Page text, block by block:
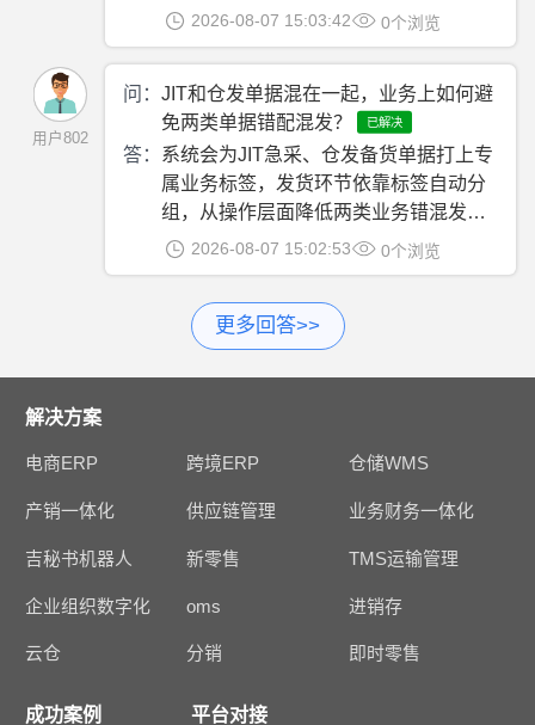
持续更新规则。网店管家更适配标准化
2026-08-07 15:03:42 0个浏览
用户802
问： JIT和仓发单据混在一起，业务上如何避
免两类单据错配混发？
已解决
答： 系统会为JIT急采、仓发备货单据打上专
属业务标签，发货环节依靠标签自动分
组，从操作层面降低两类业务错混发货
的风险。
2026-08-07 15:02:53 0个浏览
更多回答>>
解决方案
电商ERP 跨境ERP 仓储WMS
产销一体化 供应链管理 业务财务一体化
吉秘书机器人 新零售 TMS运输管理
企业组织数字化 oms 进销存
云仓 分销 即时零售
成功案例 平台对接